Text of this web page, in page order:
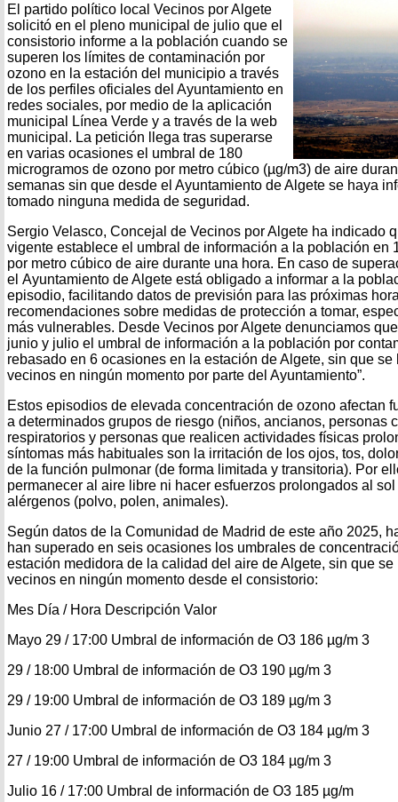
El partido político local Vecinos por Algete
solicitó en el pleno municipal de julio que el
consistorio informe a la población cuando se
superen los límites de contaminación por
ozono en la estación del municipio a través
de los perfiles oficiales del Ayuntamiento en
redes sociales, por medio de la aplicación
municipal Línea Verde y a través de la web
municipal. La petición llega tras superarse
en varias ocasiones el umbral de 180
microgramos de ozono por metro cúbico (µg/m3) de aire
semanas sin que desde el Ayuntamiento de Algete se haya
tomado ninguna medida de seguridad.
Sergio Velasco, Concejal de Vecinos por Algete ha indicado
vigente establece el umbral de información a la población en
por metro cúbico de aire durante una hora. En caso de
el Ayuntamiento de Algete está obligado a informar a la
episodio, facilitando datos de previsión para las próximas
recomendaciones sobre medidas de protección a tomar,
más vulnerables. Desde Vecinos por Algete denunciamos
junio y julio el umbral de información a la población por
rebasado en 6 ocasiones en la estación de Algete, sin que
vecinos en ningún momento por parte del Ayuntamiento”.
Estos episodios de elevada concentración de ozono afectan
a determinados grupos de riesgo (niños, ancianos, personas
respiratorios y personas que realicen actividades físicas
síntomas más habituales son la irritación de los ojos, tos,
de la función pulmonar (de forma limitada y transitoria). Por
permanecer al aire libre ni hacer esfuerzos prolongados al
alérgenos (polvo, polen, animales).
Según datos de la Comunidad de Madrid de este año 2025,
han superado en seis ocasiones los umbrales de
estación medidora de la calidad del aire de Algete, sin que
vecinos en ningún momento desde el consistorio:
Mes Día / Hora Descripción Valor
Mayo 29 / 17:00 Umbral de información de O3 186 µg/m 3
29 / 18:00 Umbral de información de O3 190 µg/m 3
29 / 19:00 Umbral de información de O3 189 µg/m 3
Junio 27 / 17:00 Umbral de información de O3 184 µg/m 3
27 / 19:00 Umbral de información de O3 184 µg/m 3
Julio 16 / 17:00 Umbral de información de O3 185 µg/m